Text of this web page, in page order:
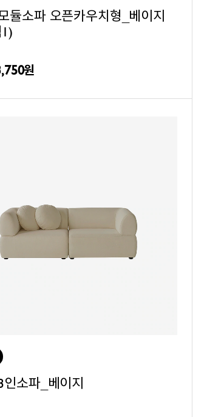
듈소파 오픈카우치형_베이지
원
인소파_베이지